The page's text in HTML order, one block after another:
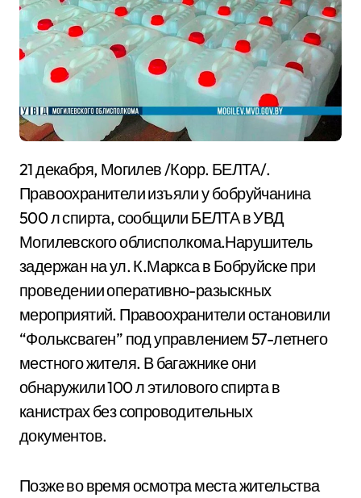
21 декабря, Могилев /Корр. БЕЛТА/.
Правоохранители изъяли у бобруйчанина
500 л спирта, сообщили БЕЛТА в УВД
Могилевского облисполкома.Нарушитель
задержан на ул. К.Маркса в Бобруйске при
проведении оперативно-разыскных
мероприятий. Правоохранители остановили
“Фольксваген” под управлением 57-летнего
местного жителя. В багажнике они
обнаружили 100 л этилового спирта в
канистрах без сопроводительных
документов.
Позже во время осмотра места жительства